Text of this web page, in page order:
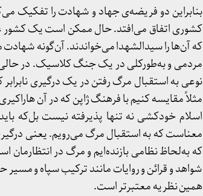
بنابراین دو فریضه‌ی جهاد و شهادت را تفکیک
کشوری اتفاق می‌افتد. حال ممکن است یک کشور
که آن‌ها را سیدالشهدا می‌خواندند. آن‌گونه
مردمی و به‌طورکلی در یک جنگ کلاسیک. در
نوعی به استقبال مرگ رفتن در یک درگیری
مثلاً مقایسه کنیم با فرهنگ ژاپن که در آن
اسلام خودکشی نه تنها پذیرفته نیست بل‌که
معناست که به استقبال مرگ می‌رویم. یعنی
که به‌لحاظ نظامی بازنده‌ایم و مرگ در
شواهد و قرائن و روایات مانند ترکیب سپاه و
همین نظریه‌ معتبرتر است.